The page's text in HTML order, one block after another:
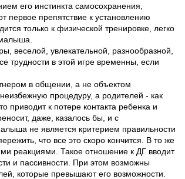
его инстинкта самосохранения,
первое препятствие к установлению
только к физической тренировке, легко
веселой, увлекательной, разнообразной,
трудности в этой игре временны, если
в общении, а не объектом
процедуру, а родителей - как
к потере контакта ребенка и
даже, казалось бы, и с
не является критерием правильности
что все это скоро кончится. В то же
реакциями. Такое отношение к ДГ вводит
и пассивности. При этом возможны
которые превышают его возможности.